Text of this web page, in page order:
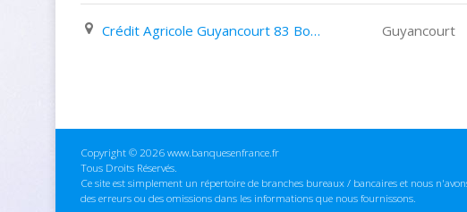
Crédit Agricole Guyancourt 83 Boulevard des Chênes Guyancourt
Copyright © 2026 www.banquesenfrance.fr
Tous Droits Réservés.
Ce site est simplement un répertoire de branches bureaux / bancaires et nous
des erreurs ou des omissions dans les informations que nous fournissons.